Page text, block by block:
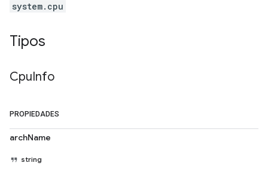
system.cpu
Tipos
CpuInfo
PROPIEDADES
archName
string